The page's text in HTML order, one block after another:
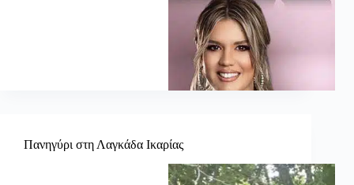
Πανηγύρι στη Λαγκάδα Ικαρίας